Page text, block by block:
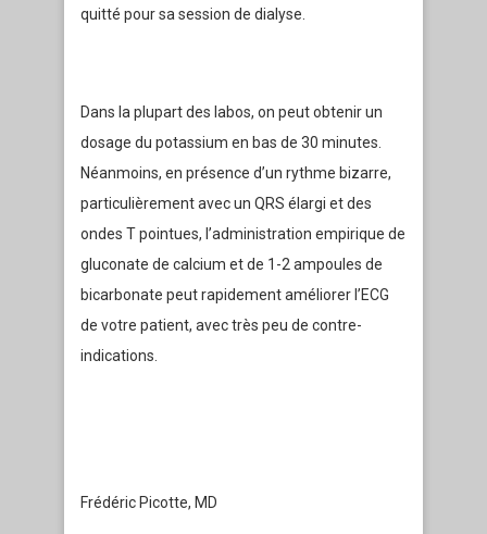
quitté pour sa session de dialyse.
Dans la plupart des labos, on peut obtenir un
dosage du potassium en bas de 30 minutes.
Néanmoins, en présence d’un rythme bizarre,
particulièrement avec un QRS élargi et des
ondes T pointues, l’administration empirique de
gluconate de calcium et de 1-2 ampoules de
bicarbonate peut rapidement améliorer l’ECG
de votre patient, avec très peu de contre-
indications.
Frédéric Picotte, MD